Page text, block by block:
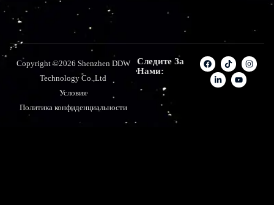
Copyright ©2026 Shenzhen DDW
Technology Co.,Ltd
Условия
Политика конфиденциальности
Следите За
Нами: